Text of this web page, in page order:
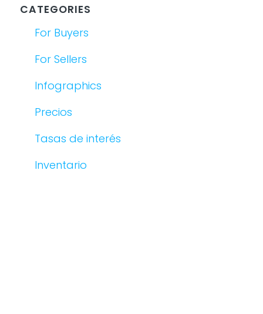
CATEGORIES
For Buyers
For Sellers
Infographics
Precios
Tasas de interés
Inventario